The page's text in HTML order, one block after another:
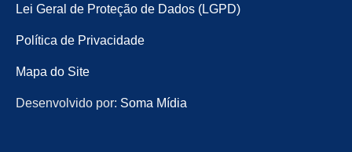
Lei Geral de Proteção de Dados (LGPD)
Política de Privacidade
Mapa do Site
Desenvolvido por: Soma Mídia